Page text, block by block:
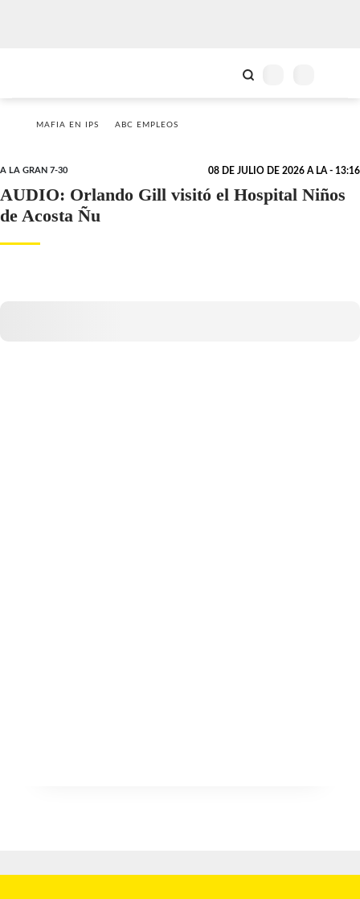
MAFIA EN IPS ABC EMPLEOS
A LA GRAN 7-30 08 DE JULIO DE 2026 A LA - 13:16
AUDIO: Orlando Gill visitó el Hospital Niños
de Acosta Ñu